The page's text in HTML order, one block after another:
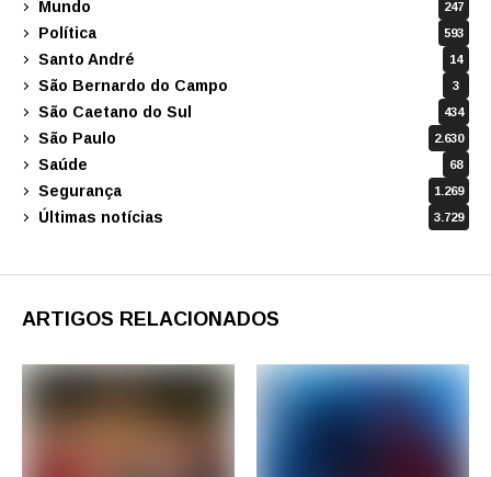
Mundo 247
Política 593
Santo André 14
São Bernardo do Campo 3
São Caetano do Sul 434
São Paulo 2.630
Saúde 68
Segurança 1.269
Últimas notícias 3.729
ARTIGOS RELACIONADOS